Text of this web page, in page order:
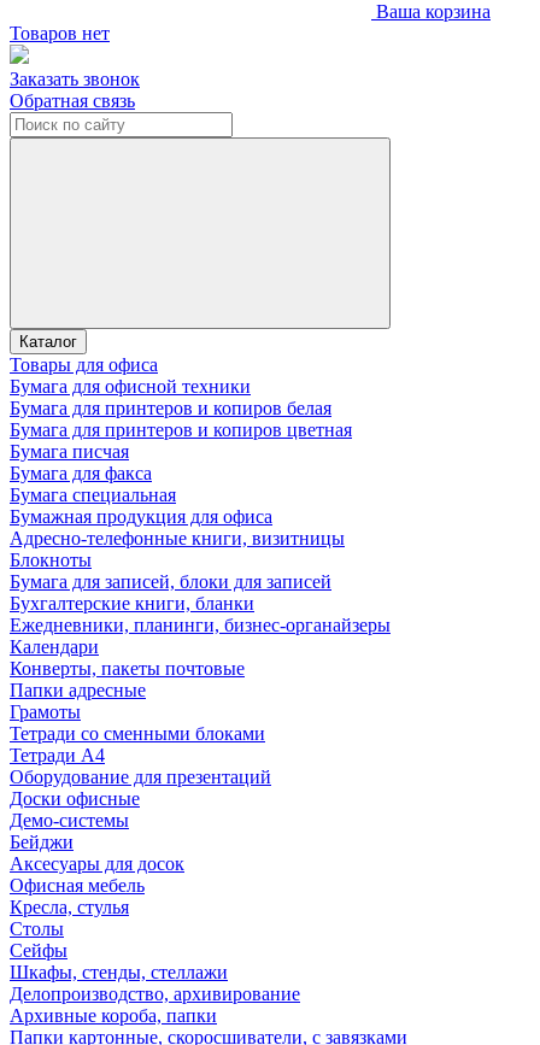
Ваша корзина
Товаров нет
Заказать звонок
Обратная связь
Каталог
Товары для офиса
Бумага для офисной техники
Бумага для принтеров и копиров белая
Бумага для принтеров и копиров цветная
Бумага писчая
Бумага для факса
Бумага специальная
Бумажная продукция для офиса
Адресно-телефонные книги, визитницы
Блокноты
Бумага для записей, блоки для записей
Бухгалтерские книги, бланки
Ежедневники, планинги, бизнес-органайзеры
Календари
Конверты, пакеты почтовые
Папки адресные
Грамоты
Тетради со сменными блоками
Тетради А4
Оборудование для презентаций
Доски офисные
Демо-системы
Бейджи
Аксесуары для досок
Офисная мебель
Кресла, стулья
Столы
Сейфы
Шкафы, стенды, стеллажи
Делопроизводство, архивирование
Архивные короба, папки
Папки картонные, скоросшиватели, с завязками